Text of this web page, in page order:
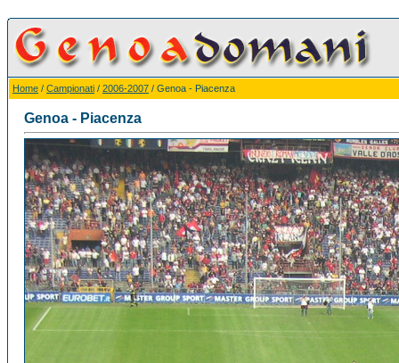
Home / Campionati / 2006-2007 / Genoa - Piacenza
Genoa - Piacenza